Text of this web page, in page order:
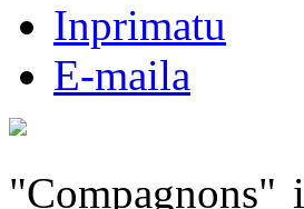
Inprimatu
E-maila
"Compagnons"